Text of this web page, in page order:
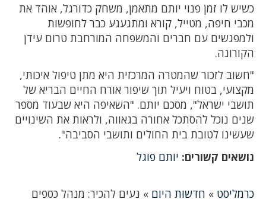
כשיש לו זמן פנוי יותם מתאמן, משחק כדורגל, אוהד את
מכבי חיפה, מטייל, קורא ומתגעגע כבר לחופשות
ולמפגשים עם חברים והמשפחה המורחבת טרום עידן
הקורונה.
"חשוב לזכור שהמטרה המרכזית היא מתן טיפול איכותי,
מקצועי, בטוח ויעיל תוך שיפור אורח החיים הבריא של
תושבי ישראל", מסכם יותם. "השאיפה היא שבעוד מספר
שנים נוכל להסתכל אחורה בגאווה, ולראות את השינויים
שעשינו לטובת בית החולים ותושבי הסביבה".
נושאים קשורים: יותם פוגל
כרמליסט » חדשות היום » נעים להכיר: מנהל כספים